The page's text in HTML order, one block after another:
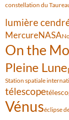
constellation du
lumière
MercureNASA
On the
Pleine Lune
Station spatiale
télescope
Vénuséclipse